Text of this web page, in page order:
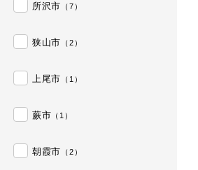
所沢市 （7）
狭山市 （2）
上尾市 （1）
蕨市 （1）
朝霞市 （2）